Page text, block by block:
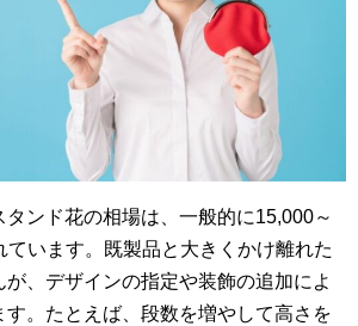
ンド花の相場は、一般的に15,000～
ています。既製品と大きくかけ離れた
、デザインの指定や装飾の追加によ
す。たとえば、段数を増やして高さを